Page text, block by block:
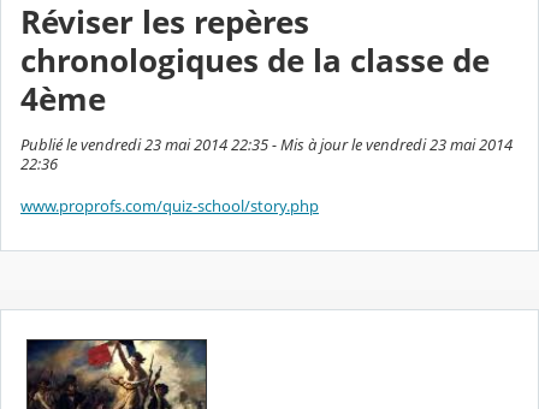
Réviser les repères
chronologiques de la classe de
4ème
Publié le vendredi 23 mai 2014 22:35 - Mis à jour le vendredi 23 mai 2014
22:36
www.proprofs.com/quiz-school/story.php